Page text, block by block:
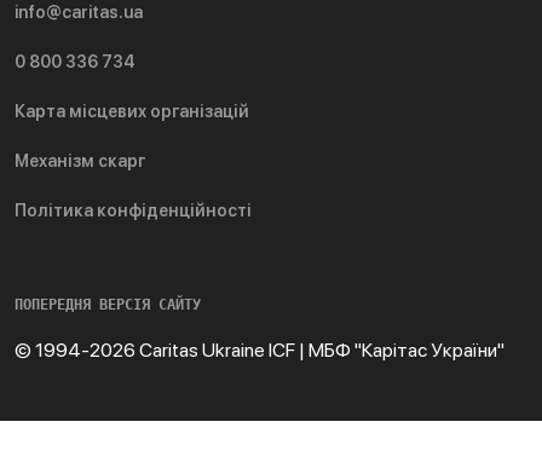
info@caritas.ua
0 800 336 734
Карта місцевих організацій
Механізм скарг
Політика конфіденційності
ПОПЕРЕДНЯ ВЕРСІЯ САЙТУ
© 1994-2026 Caritas Ukraine ICF | МБФ "Карітас України"